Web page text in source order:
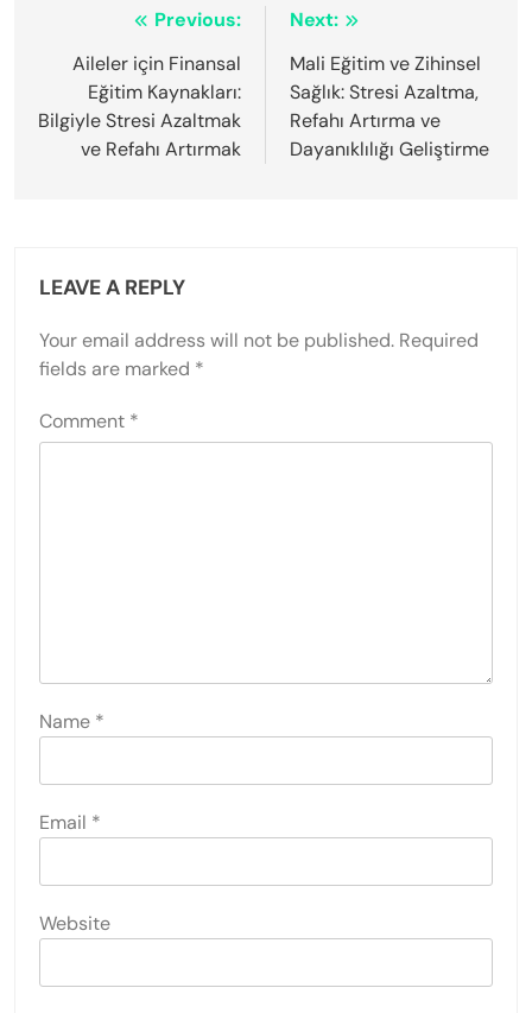
navigation
Previous:
Aileler için Finansal
Eğitim Kaynakları:
Bilgiyle Stresi Azaltmak
ve Refahı Artırmak
Next:
Mali Eğitim ve Zihinsel
Sağlık: Stresi Azaltma,
Refahı Artırma ve
Dayanıklılığı Geliştirme
LEAVE A REPLY
Your email address will not be published. Required
fields are marked *
Comment *
Name *
Email *
Website